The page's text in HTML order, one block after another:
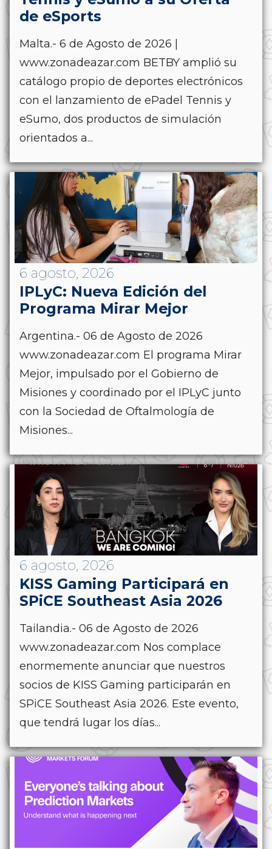
de eSports
Malta.- 6 de Agosto de 2026 |
www.zonadeazar.com BETBY amplió su
catálogo propio de deportes electrónicos
con el lanzamiento de ePadel Tennis y
eSumo, dos productos de simulación
orientados a...
6 agosto, 2026
IPLyC: Nueva Edición del
Programa Mirar Mejor
Argentina.- 06 de Agosto de 2026
www.zonadeazar.com El programa Mirar
Mejor, impulsado por el Gobierno de
Misiones y coordinado por el IPLyC junto
con la Sociedad de Oftalmología de
Misiones...
6 agosto, 2026
KISS Gaming Participará en
SPiCE Southeast Asia 2026
Tailandia.- 06 de Agosto de 2026
www.zonadeazar.com Nos complace
enormemente anunciar que nuestros
socios de KISS Gaming participarán en
SPiCE Southeast Asia 2026. Este evento,
que tendrá lugar los días...